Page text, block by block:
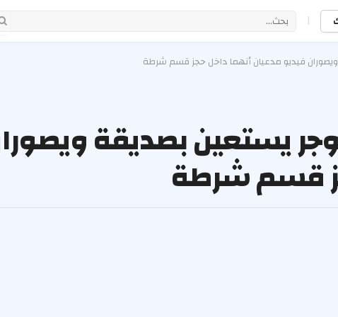
|
فيديو مدعيان أنهما داخل حجز قسم شرطة
يستعين بصديقة
قسم شرطة